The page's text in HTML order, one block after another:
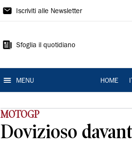
La
Ferrara
Iscriviti alle Newsletter
Sfoglia il quotidiano
MENU HOME
MOTOGP
Dovizioso